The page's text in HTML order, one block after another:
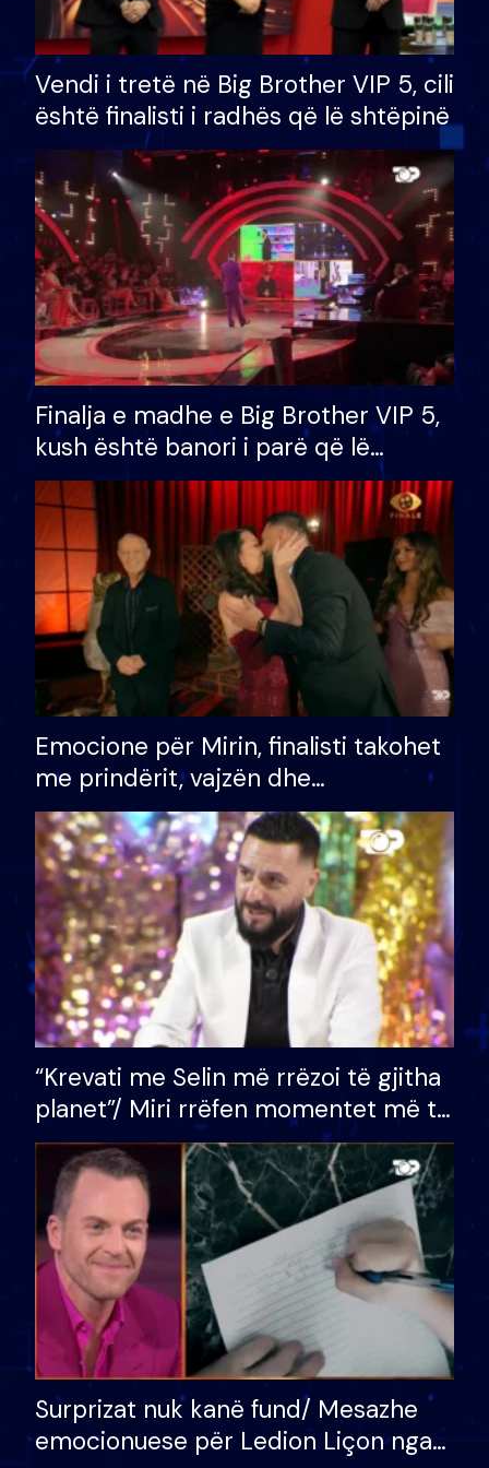
Vendi i tretë në Big Brother VIP 5, cili
është finalisti i radhës që lë shtëpinë
Finalja e madhe e Big Brother VIP 5,
kush është banori i parë që lë
shtëpinë dhe humb mundësinë për
të fituar çmimin e madh
Emocione për Mirin, finalisti takohet
me prindërit, vajzën dhe
bashkëshorten: S’kemi ndonjë letër
divorci apo jo?
“Krevati me Selin më rrëzoi të gjitha
planet”/ Miri rrëfen momentet më të
bukura në shtëpinë e BB VIP: Do më
mungojë zilja e mëngjesit kur…
Surprizat nuk kanë fund/ Mesazhe
emocionuese për Ledion Liçon nga